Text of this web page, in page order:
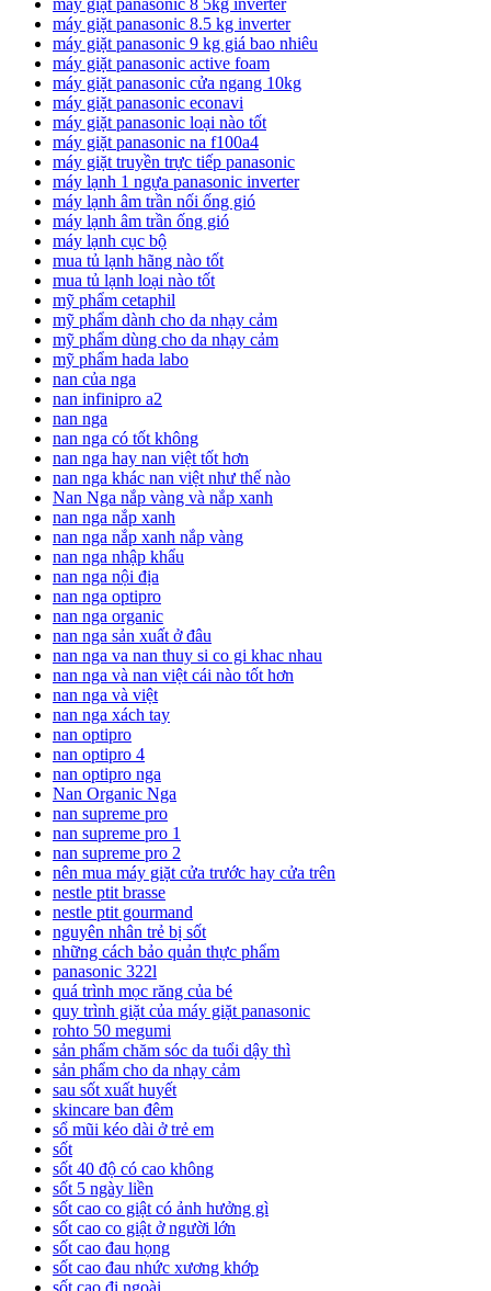
máy giặt panasonic 8.5 kg inverter
máy giặt panasonic 9 kg giá bao nhiêu
máy giặt panasonic active foam
máy giặt panasonic cửa ngang 10kg
máy giặt panasonic econavi
máy giặt panasonic loại nào tốt
máy giặt panasonic na f100a4
máy giặt truyền trực tiếp panasonic
máy lạnh 1 ngựa panasonic inverter
máy lạnh âm trần nối ống gió
máy lạnh âm trần ống gió
máy lạnh cục bộ
mua tủ lạnh hãng nào tốt
mua tủ lạnh loại nào tốt
mỹ phẩm cetaphil
mỹ phẩm dành cho da nhạy cảm
mỹ phẩm dùng cho da nhạy cảm
mỹ phẩm hada labo
nan của nga
nan infinipro a2
nan nga
nan nga có tốt không
nan nga hay nan việt tốt hơn
nan nga khác nan việt như thế nào
Nan Nga nắp vàng và nắp xanh
nan nga nắp xanh
nan nga nắp xanh nắp vàng
nan nga nhập khẩu
nan nga nội địa
nan nga optipro
nan nga organic
nan nga sản xuất ở đâu
nan nga va nan thuy si co gi khac nhau
nan nga và nan việt cái nào tốt hơn
nan nga và việt
nan nga xách tay
nan optipro
nan optipro 4
nan optipro nga
Nan Organic Nga
nan supreme pro
nan supreme pro 1
nan supreme pro 2
nên mua máy giặt cửa trước hay cửa trên
nestle ptit brasse
nestle ptit gourmand
nguyên nhân trẻ bị sốt
những cách bảo quản thực phẩm
panasonic 322l
quá trình mọc răng của bé
quy trình giặt của máy giặt panasonic
rohto 50 megumi
sản phẩm chăm sóc da tuổi dậy thì
sản phẩm cho da nhạy cảm
sau sốt xuất huyết
skincare ban đêm
sổ mũi kéo dài ở trẻ em
sốt
sốt 40 độ có cao không
sốt 5 ngày liền
sốt cao co giật có ảnh hưởng gì
sốt cao co giật ở người lớn
sốt cao đau họng
sốt cao đau nhức xương khớp
sốt cao đi ngoài